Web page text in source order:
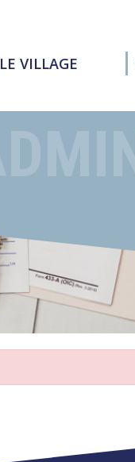
LE VILLAGE